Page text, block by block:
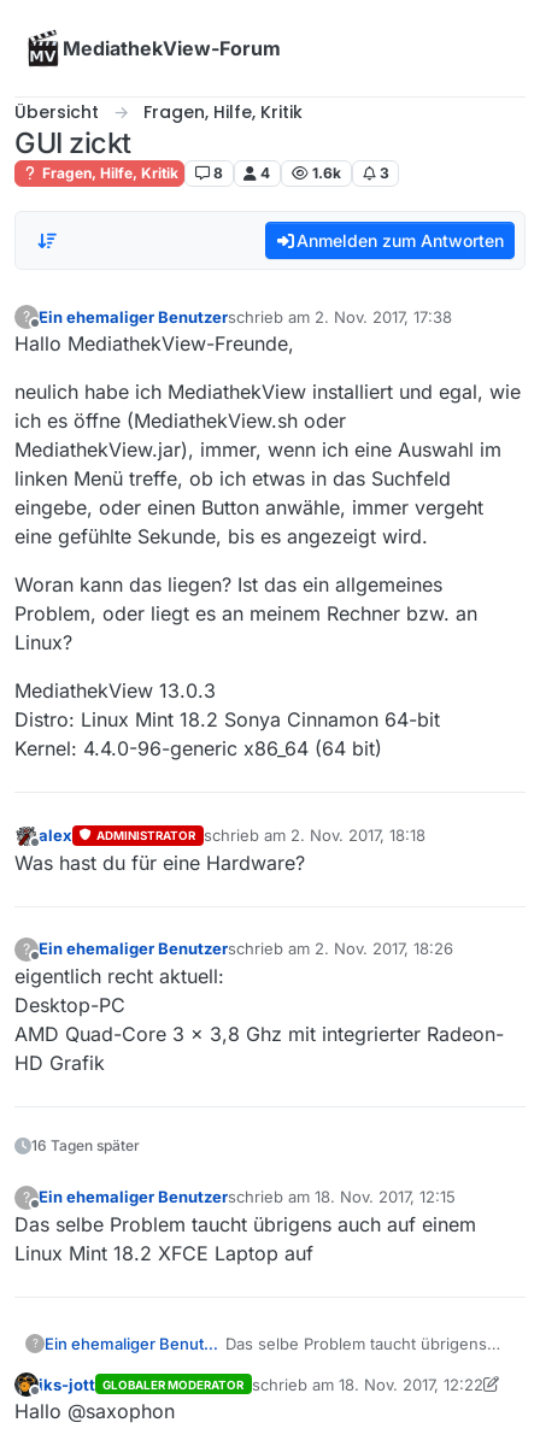
MediathekView-Forum
Übersicht Fragen, Hilfe, Kritik
GUI zickt
Fragen, Hilfe, Kritik 8 4 1.6k 3
Anmelden zum Antworten
?
Offline
Ein ehemaliger Benutzerschrieb am 2. Nov. 2017, 17:38
zuletzt editiert von
Hallo MediathekView-Freunde,
neulich habe ich MediathekView installiert und egal, wie
ich es öffne (MediathekView.sh oder
MediathekView.jar), immer, wenn ich eine Auswahl im
linken Menü treffe, ob ich etwas in das Suchfeld
eingebe, oder einen Button anwähle, immer vergeht
eine gefühlte Sekunde, bis es angezeigt wird.
Woran kann das liegen? Ist das ein allgemeines
Problem, oder liegt es an meinem Rechner bzw. an
Linux?
MediathekView 13.0.3
Distro: Linux Mint 18.2 Sonya Cinnamon 64-bit
Kernel: 4.4.0-96-generic x86_64 (64 bit)
Offline
alex ADMINISTRATOR schrieb am 2. Nov. 2017, 18:18
zuletzt editiert von
Was hast du für eine Hardware?
?
Offline
Ein ehemaliger Benutzerschrieb am 2. Nov. 2017, 18:26
zuletzt editiert von
eigentlich recht aktuell:
Desktop-PC
AMD Quad-Core 3 x 3,8 Ghz mit integrierter Radeon-
HD Grafik
16 Tagen später
?
Offline
Ein ehemaliger Benutzerschrieb am 18. Nov. 2017, 12:15
zuletzt editiert von
Das selbe Problem taucht übrigens auch auf einem
Linux Mint 18.2 XFCE Laptop auf
? Ein ehemaliger Benutzer Das selbe Problem taucht übrigens
Laptop auf
Offline
iks-jott GLOBALER MODERATOR schrieb am 18. Nov. 2017, 12:22
zuletzt editiert von iks-jott
Hallo @saxophon